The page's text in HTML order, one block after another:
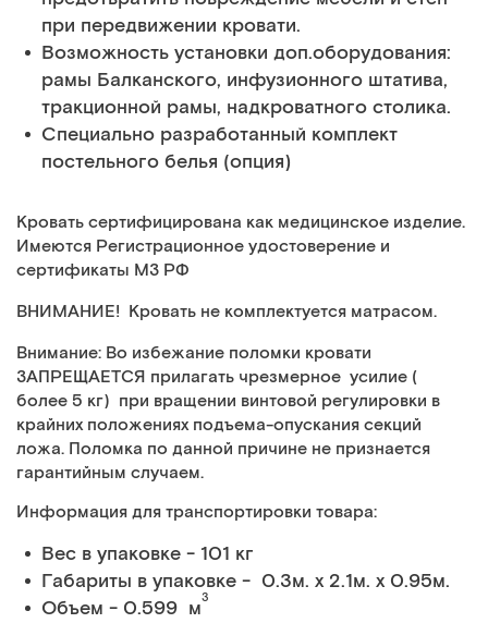
при передвижении кровати.
Возможность установки доп.оборудования:
рамы Балканского, инфузионного штатива,
тракционной рамы, надкроватного столика.
Специально разработанный комплект
постельного белья (опция)
Кровать сертифицирована как медицинское изделие.
Имеются Регистрационное удостоверение и
сертификаты МЗ РФ
ВНИМАНИЕ! Кровать не комплектуется матрасом.
Внимание: Во избежание поломки кровати
ЗАПРЕЩАЕТСЯ прилагать чрезмерное усилие (
более 5 кг) при вращении винтовой регулировки в
крайних положениях подъема-опускания секций
ложа. Поломка по данной причине не признается
гарантийным случаем.
Информация для транспортировки товара:
Вес в упаковке - 101 кг
Габариты в упаковке - 0.3м. x 2.1м. x 0.95м.
Объем - 0.599 м3